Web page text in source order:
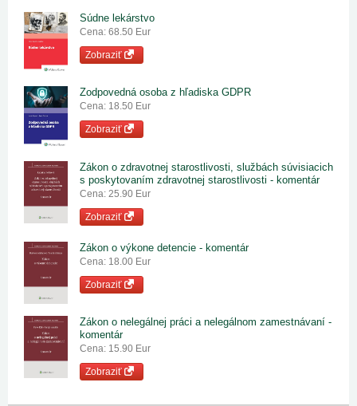
Súdne lekárstvo
Cena: 68.50 Eur
Zobraziť
Zodpovedná osoba z hľadiska GDPR
Cena: 18.50 Eur
Zobraziť
Zákon o zdravotnej starostlivosti, službách súvisiacich
s poskytovaním zdravotnej starostlivosti - komentár
Cena: 25.90 Eur
Zobraziť
Zákon o výkone detencie - komentár
Cena: 18.00 Eur
Zobraziť
Zákon o nelegálnej práci a nelegálnom zamestnávaní -
komentár
Cena: 15.90 Eur
Zobraziť